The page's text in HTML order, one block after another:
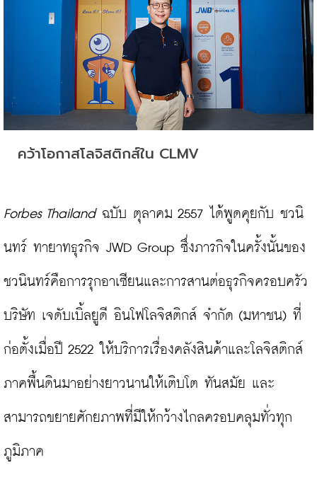
คว้าโอกาสโลจิสติกส์ใน CLMV
Forbes Thailand ฉบับ ตุลาคม 2557 ได้พูดคุยกับ ชวนิ
นทร์ ทายาทธุรกิจ JWD Group ซึ่งภารกิจในครั้งนั้นของ
ชวนินทร์คือการรุกอาเซียนและการสานต่อธุรกิจครอบครัว
บริษัท เจดับเบิ้ลยูดี อินโฟโลจิสติกส์ จำกัด (มหาชน) ที่
ก่อตั้งเมื่อปี 2522 ให้บริการเรื่องคลังสินค้าและโลจิสติกส์
ภาคพื้นดินมาอย่างยาวนานให้เติบโต ทันสมัย และ
สามารถขยายศักยภาพที่มีให้กว้างไกลครอบคลุมทั่วทุก